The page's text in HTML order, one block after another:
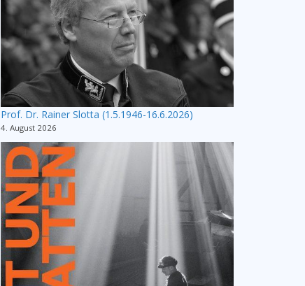
Prof. Dr. Rainer Slotta (1.5.1946-16.6.2026)
4. August 2026